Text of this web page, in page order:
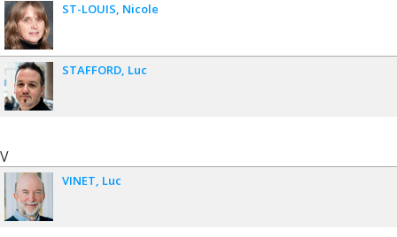
ST-LOUIS Nicole
STAFFORD Luc
V
VINET Luc